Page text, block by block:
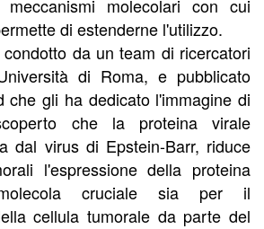
meccanismi molecolari con cui
di estenderne l'utilizzo.
da un team di ricercatori
di Roma, e pubblicato
che gli ha dedicato l'immagine di
che la proteina virale
dal virus di Epstein-Barr, riduce
l'espressione della proteina
cruciale sia per il
cellula tumorale da parte del